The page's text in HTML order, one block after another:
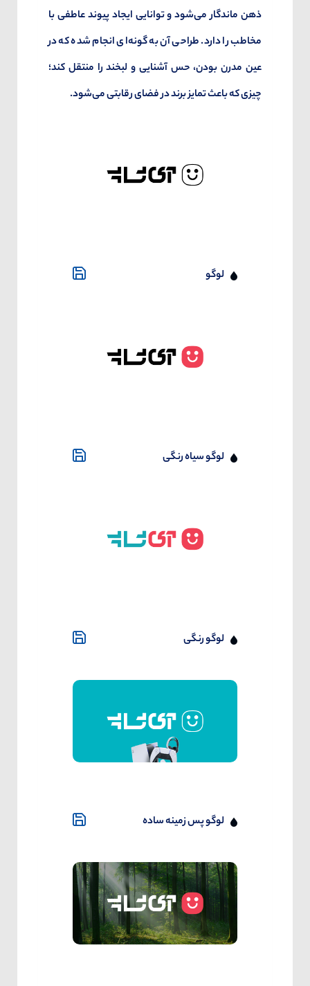
ذهن ماندگار می‌شود و توانایی ایجاد پیوند عاطفی با
مخاطب را دارد. طراحی آن به گونه‌ای انجام شده که در
عین مدرن بودن، حس آشنایی و لبخند را منتقل کند؛
چیزی که باعث تمایز برند در فضای رقابتی می‌شود.
لوگو
لوگو سیاه رنگی
لوگو رنگی
لوگو پس زمینه ساده